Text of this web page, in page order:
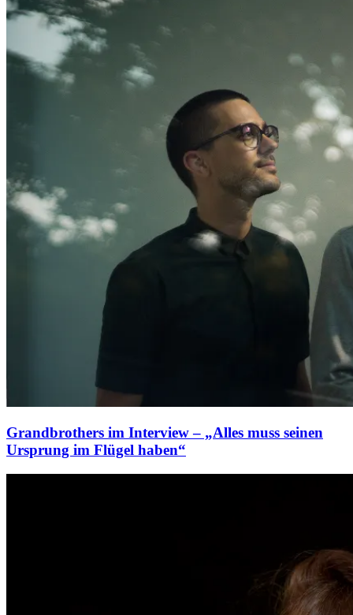
Grandbrothers im Interview – „Alles muss seinen
Ursprung im Flügel haben“